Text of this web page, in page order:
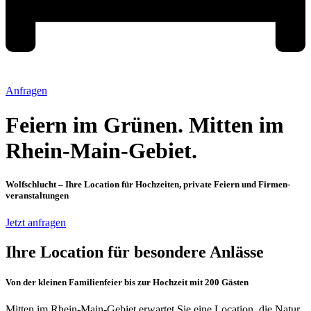
Anfragen
Feiern im Grünen. Mitten im
Rhein-Main-Gebiet.
Wolfschlucht – Ihre Location für Hochzeiten, private Feiern und Firmen­
veranstaltungen
Jetzt anfragen
Ihre Location für besondere Anlässe
Von der kleinen Familienfeier bis zur Hochzeit mit 200 Gästen